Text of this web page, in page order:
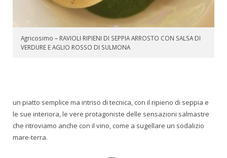
Agricosimo – RAVIOLI RIPIENI DI SEPPIA ARROSTO CON SALSA DI
VERDURE E AGLIO ROSSO DI SULMONA
un piatto semplice ma intriso di tecnica, con il ripieno di seppia e
le sue interiora, le vere protagoniste delle sensazioni salmastre
che ritroviamo anche con il vino, come a sugellare un sodalizio
mare-terra.